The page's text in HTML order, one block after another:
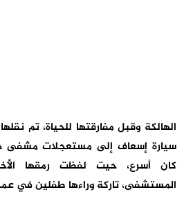
الهالكة وقبل مفارقتها للحياة، تم
سيارة إسعاف إلى مستعجلات مشفى
كان أسرع، حيت لفظت رمقها
المستشفى، تاركة وراءها طفلين في